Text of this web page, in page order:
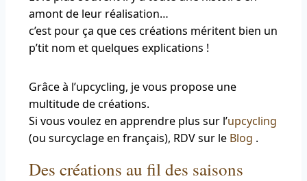
amont de leur réalisation…
c’est pour ça que ces créations méritent bien un
p’tit nom et quelques explications !
Grâce à l’upcycling, je vous propose une
multitude de créations.
Si vous voulez en apprendre plus sur l’upcycling
(ou surcyclage en français), RDV sur le Blog .
Des créations au fil des saisons